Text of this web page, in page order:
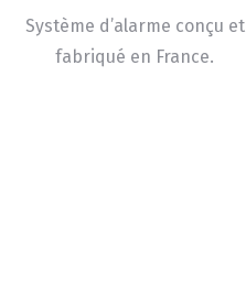
Système d’alarme conçu et
fabriqué en France.